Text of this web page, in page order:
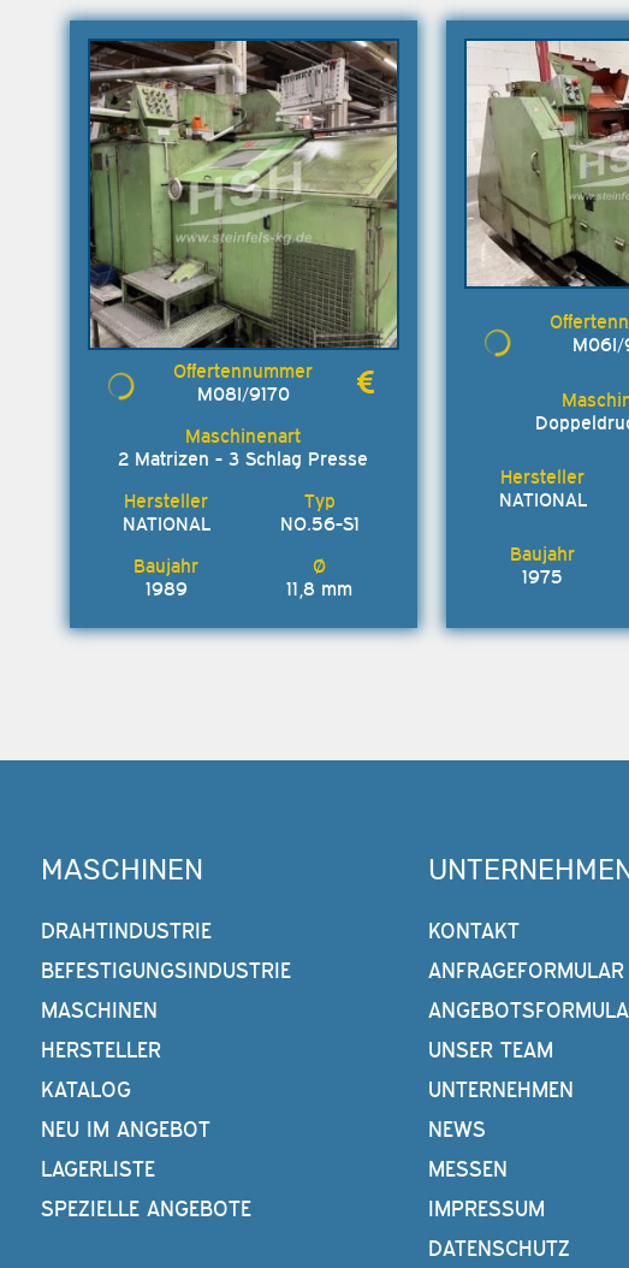
M08I/9170
2 Matrizen - 3 Schlag Presse
NATIONAL NO.56-S1
1989 11,8 mm
M06I/
NATIONAL
1975
MASCHINEN
DRAHTINDUSTRIE
BEFESTIGUNGSINDUSTRIE
MASCHINEN
HERSTELLER
KATALOG
NEU IM ANGEBOT
LAGERLISTE
SPEZIELLE ANGEBOTE
KONTAKT
ANFRAGEFORMULAR
UNSER TEAM
UNTERNEHMEN
NEWS
MESSEN
IMPRESSUM
DATENSCHUTZ